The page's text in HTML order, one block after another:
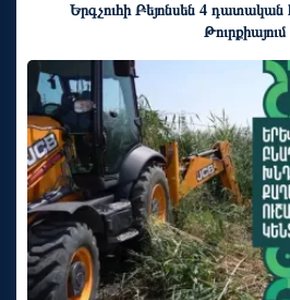
Երգչուհի Բեյոնսեն ​​4 դատական
Թուրքիայում